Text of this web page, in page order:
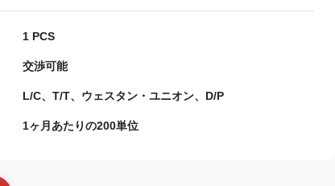
1 PCS
交渉可能
L/C、T/T、ウェスタン・ユニオン、D/P
1ヶ月あたりの200単位